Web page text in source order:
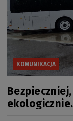
KOMUNIKACJA